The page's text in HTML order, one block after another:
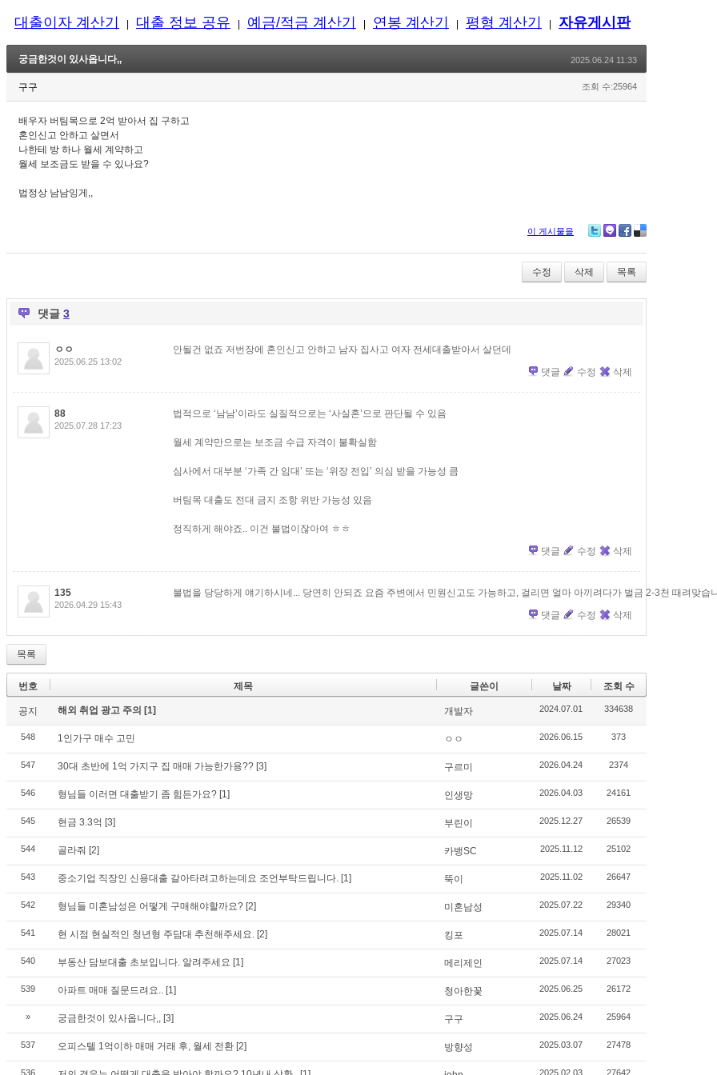
대출이자 계산기 대출 정보 공유 예금/적금 계산기 연봉 계산기 평형 계산기 자유게시판
궁금한것이 있사옵니다,, 2025.06.24 11:33
구구 조회 수:25964
배우자 버팀목으로 2억 받아서 집 구하고
혼인신고 안하고 살면서
나한테 방 하나 월세 계약하고
월세 보조금도 받을 수 있나요?
법정상 남남잉게,,
이 게시물을
수정 삭제 목록
댓글 3
ㅇㅇ
2025.06.25 13:02
안될건 없죠 저번장에 혼인신고 안하고 남자 집사고 여자 전세대출받아서 살던데
댓글
수정 삭제
88
2025.07.28 17:23
법적으로 ‘남남’이라도 실질적으로는 ‘사실혼’으로 판단될 수 있음
월세 계약만으로는 보조금 수급 자격이 불확실함
심사에서 대부분 ‘가족 간 임대’ 또는 ‘위장 전입’ 의심 받을 가능성 큼
버팀목 대출도 전대 금지 조항 위반 가능성 있음
정직하게 해야죠.. 이건 불법이잖아여 ㅎㅎ
댓글
수정 삭제
135
2026.04.29 15:43
불법을 당당하게 얘기하시네... 당연히 안되죠 요즘 주변에서 민원신고도 가능하고, 걸리면 얼마 아끼려다가 벌금 2-3천 때려맞습
댓글
수정 삭제
목록
번호 제목 글쓴이 날짜 조회 수
공지 해외 취업 광고 주의 [1] 개발자 2024.07.01 334638
548 1인가구 매수 고민 ㅇㅇ 2026.06.15 373
547 30대 초반에 1억 가지구 집 매매 가능한가용?? [3] 구르미 2026.04.24 2374
546 형님들 이러면 대출받기 좀 힘든가요? [1] 인생망 2026.04.03 24161
545 현금 3.3억 [3] 부린이 2025.12.27 26539
544 골라줘 [2] 카뱅SC 2025.11.12 25102
543 중소기업 직장인 신용대출 갈아타려고하는데요 조언부탁드립니다. [1] 뚝이 2025.11.02 26647
542 형님들 미혼남성은 어떻게 구매해야할까요? [2] 미혼남성 2025.07.22 29340
541 현 시점 현실적인 청년형 주담대 추천해주세요. [2] 킹포 2025.07.14 28021
540 부동산 담보대출 초보입니다. 알려주세요 [1] 메리제인 2025.07.14 27023
539 아파트 매매 질문드려요.. [1] 청아한꽃 2025.06.25 26172
» 궁금한것이 있사옵니다,, [3] 구구 2025.06.24 25964
537 오피스텔 1억이하 매매 거래 후, 월세 전환 [2] 방향성 2025.03.07 27478
536 2025.02.03 27642